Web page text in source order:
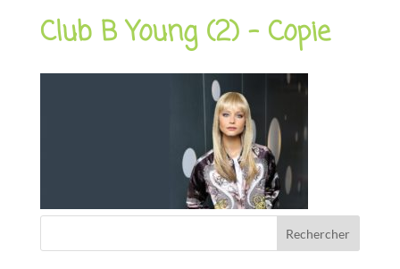
Club B Young (2) – Copie